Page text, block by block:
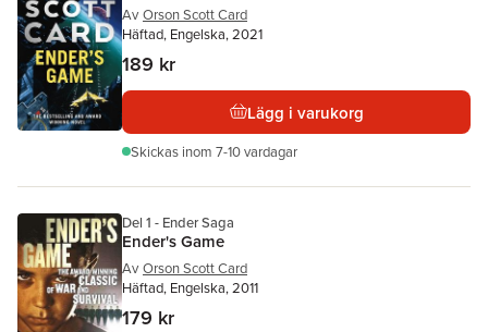
Av Orson Scott Card
Häftad, Engelska, 2021
189 kr
Lägg i varukorg
Skickas inom 7-10 vardagar
Del 1 - Ender Saga
Ender's Game
Av Orson Scott Card
Häftad, Engelska, 2011
179 kr